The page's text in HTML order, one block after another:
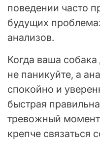
поведении часто
будущих
анализов.
Когда ваша
не паникуйте, а
спокойно и
быстрая
тревожный
крепче